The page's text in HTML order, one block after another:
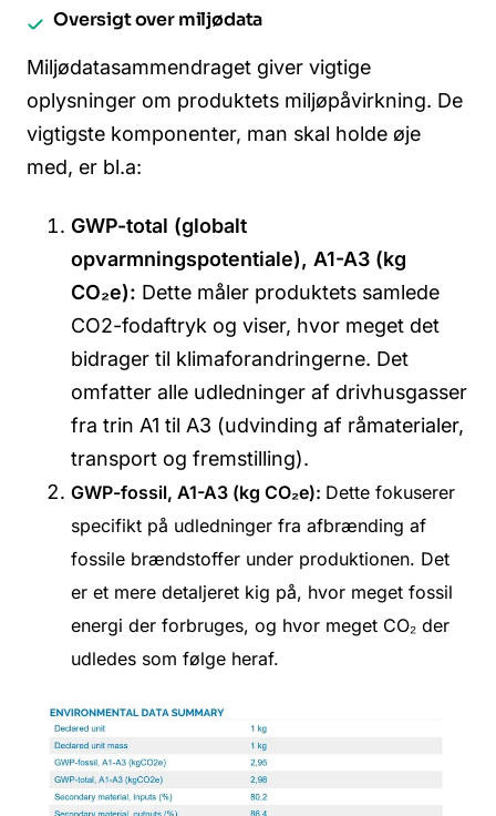
Oversigt over miljødata
Miljødatasammendraget giver vigtige
oplysninger om produktets miljøpåvirkning. De
vigtigste komponenter, man skal holde øje
med, er bl.a:
GWP-total (globalt
opvarmningspotentiale), A1-A3 (kg
CO₂e): Dette måler produktets samlede
CO2-fodaftryk og viser, hvor meget det
bidrager til klimaforandringerne. Det
omfatter alle udledninger af drivhusgasser
fra trin A1 til A3 (udvinding af råmaterialer,
transport og fremstilling).
GWP-fossil, A1-A3 (kg CO₂e): Dette fokuserer
specifikt på udledninger fra afbrænding af
fossile brændstoffer under produktionen. Det
er et mere detaljeret kig på, hvor meget fossil
energi der forbruges, og hvor meget CO₂ der
udledes som følge heraf.